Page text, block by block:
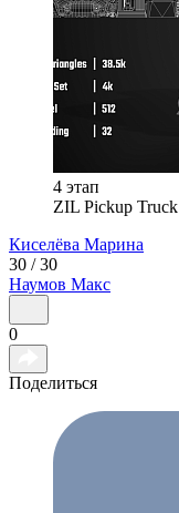
4 этап
ZIL Pickup Truck
Киселёва Марина
30 / 30
Наумов Макс
0
Поделиться